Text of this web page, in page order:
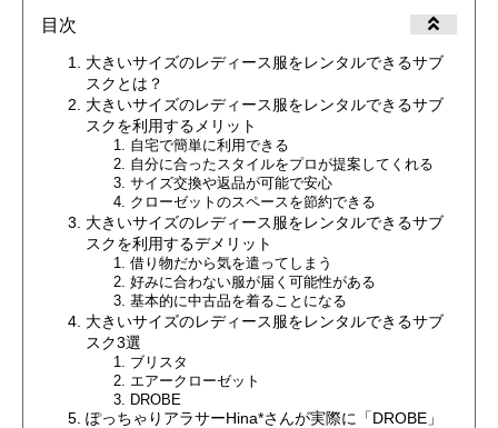
目次
大きいサイズのレディース服をレンタルできるサブ
スクとは？
大きいサイズのレディース服をレンタルできるサブ
スクを利用するメリット
自宅で簡単に利用できる
自分に合ったスタイルをプロが提案してくれる
サイズ交換や返品が可能で安心
クローゼットのスペースを節約できる
大きいサイズのレディース服をレンタルできるサブ
スクを利用するデメリット
借り物だから気を遣ってしまう
好みに合わない服が届く可能性がある
基本的に中古品を着ることになる
大きいサイズのレディース服をレンタルできるサブ
スク3選
ブリスタ
エアークローゼット
DROBE
ぽっちゃりアラサーHina*さんが実際に「DROBE」